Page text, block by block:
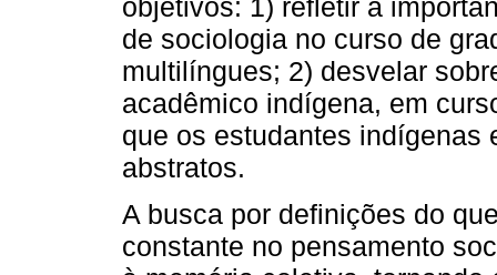
objetivos: 1) refletir a
de sociologia no curso de
multilíngues; 2) desvelar
acadêmico indígena, em
que os estudantes indígenas
abstratos.
A busca por definições do
constante no pensamento